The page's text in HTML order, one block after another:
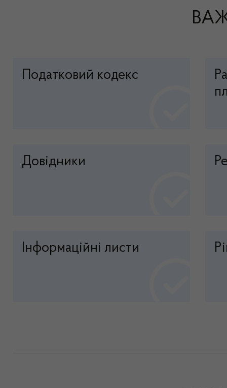
Податковий кодекс
Довідники
Інформаційні листи